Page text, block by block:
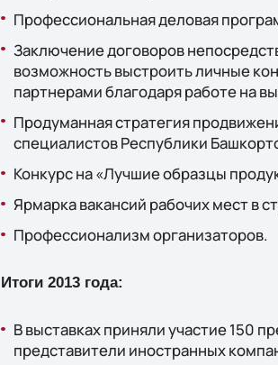
Профессиональная деловая
Заключение договоров
возможность выстроить личные
партнерами благодаря работе на
Продуманная стратегия
специалистов Республики
Конкурс на «Лучшие образцы
Ярмарка вакансий рабочих мест в
Профессионализм организаторов.
Итоги 2013 года:
В выставках приняли участие 150
представители иностранных